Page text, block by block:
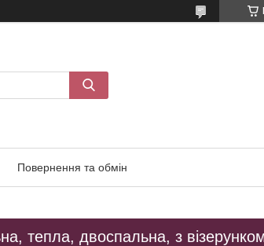
Повернення та обмін
тепла, двоспальна, з